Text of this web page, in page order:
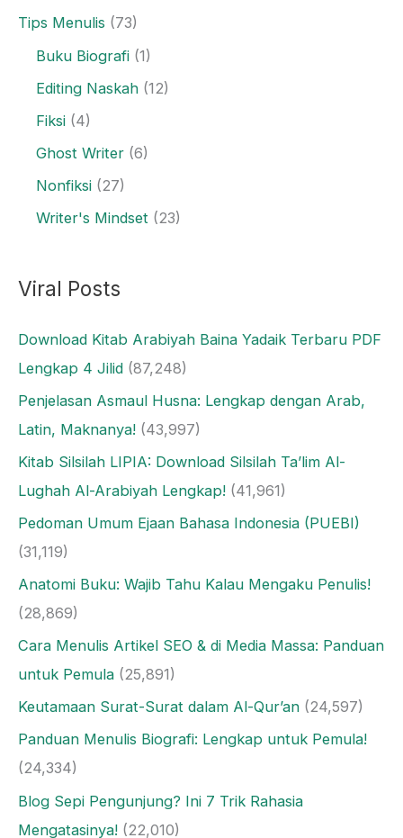
Tips Menulis (73)
Buku Biografi (1)
Editing Naskah (12)
Fiksi (4)
Ghost Writer (6)
Nonfiksi (27)
Writer's Mindset (23)
Viral Posts
Download Kitab Arabiyah Baina Yadaik Terbaru PDF
Lengkap 4 Jilid (87,248)
Penjelasan Asmaul Husna: Lengkap dengan Arab,
Latin, Maknanya! (43,997)
Kitab Silsilah LIPIA: Download Silsilah Ta’lim Al-
Lughah Al-Arabiyah Lengkap! (41,961)
Pedoman Umum Ejaan Bahasa Indonesia (PUEBI)
(31,119)
Anatomi Buku: Wajib Tahu Kalau Mengaku Penulis!
(28,869)
Cara Menulis Artikel SEO & di Media Massa: Panduan
untuk Pemula (25,891)
Keutamaan Surat-Surat dalam Al-Qur’an (24,597)
Panduan Menulis Biografi: Lengkap untuk Pemula!
(24,334)
Blog Sepi Pengunjung? Ini 7 Trik Rahasia
Mengatasinya! (22,010)